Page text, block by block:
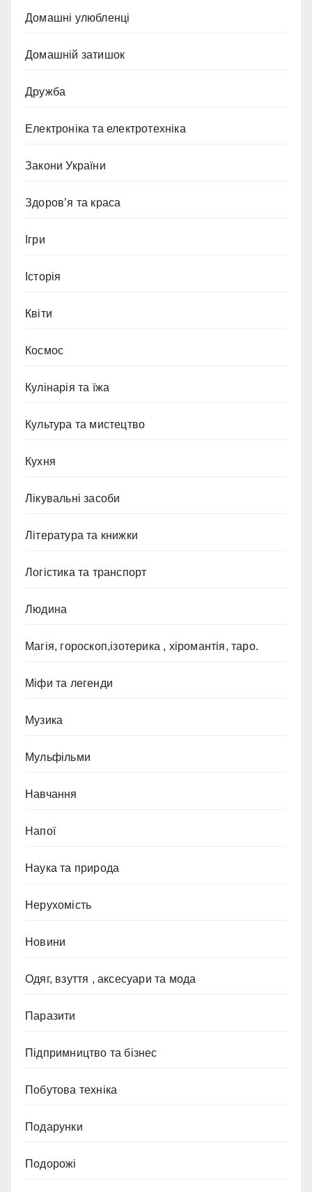
Домашні улюбленці
Домашній затишок
Дружба
Електроніка та електротехніка
Закони України
Здоров’я та краса
Ігри
Історія
Квіти
Космос
Кулінарія та їжа
Культура та мистецтво
Кухня
Лікувальні засоби
Література та книжки
Логістика та транспорт
Людина
Магія, гороскоп,ізотерика , хіромантія, таро.
Міфи та легенди
Музика
Мульфільми
Навчання
Напої
Наука та природа
Нерухомість
Новини
Одяг, взуття , аксесуари та мода
Паразити
Підпримництво та бізнес
Побутова техніка
Подарунки
Подорожі